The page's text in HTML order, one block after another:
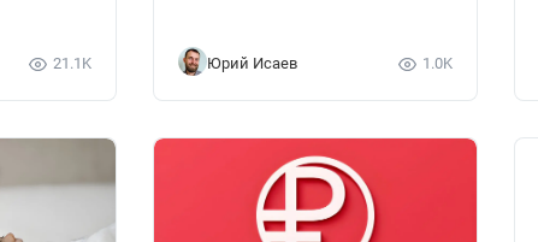
21.1K Юрий Исаев 1.0K